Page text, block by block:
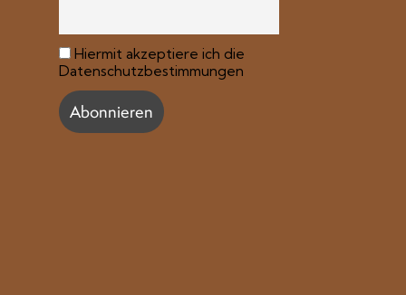
Hiermit akzeptiere ich die
Datenschutzbestimmungen